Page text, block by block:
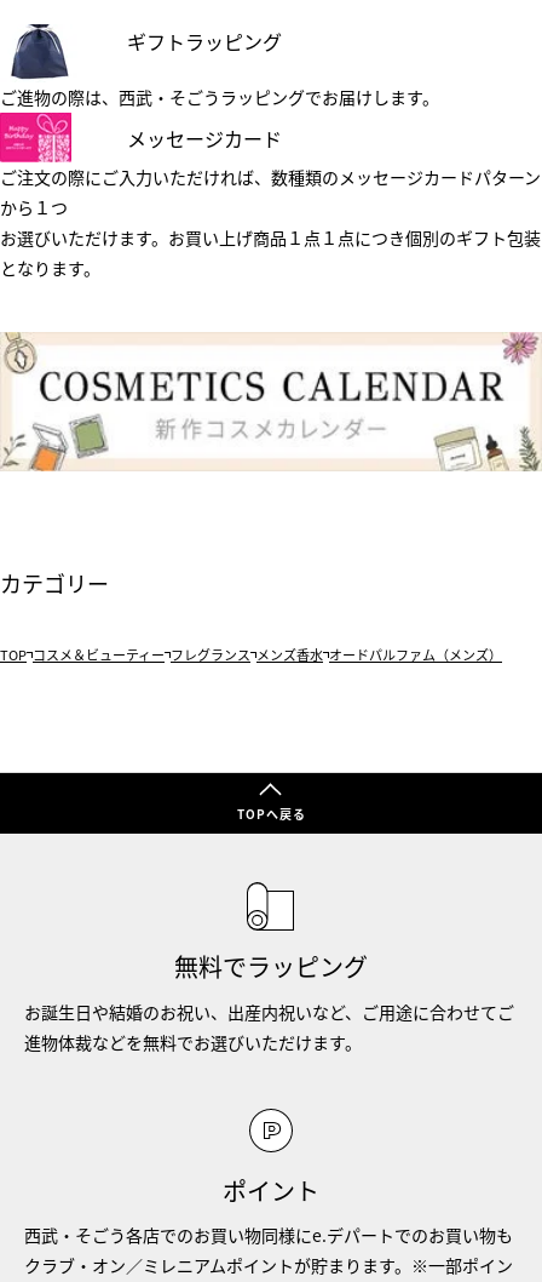
ギフトラッピング
ご進物の際は、西武・そごうラッピングでお届けします。
メッセージカード
ご注文の際にご入力いただければ、数種類のメッセージカードパターン
から１つ
お選びいただけます。お買い上げ商品１点１点につき個別のギフト包装
となります。
カテゴリー
TOP コスメ＆ビューティー フレグランス メンズ香水 オードパルファム（メンズ）
TOPへ戻る
無料でラッピング
お誕生日や結婚のお祝い、出産内祝いなど、ご用途に合わせてご
進物体裁などを無料でお選びいただけます。
ポイント
西武・そごう各店でのお買い物同様にe.デパートでのお買い物も
クラブ・オン／ミレニアムポイントが貯まります。※一部ポイン